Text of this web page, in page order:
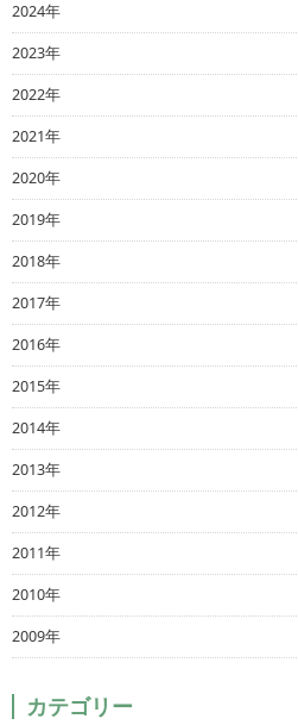
2024年
2023年
2022年
2021年
2020年
2019年
2018年
2017年
2016年
2015年
2014年
2013年
2012年
2011年
2010年
2009年
カテゴリー